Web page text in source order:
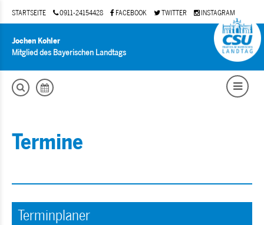
STARTSEITE 0911-24154428 FACEBOOK TWITTER INSTAGRAM
Jochen Kohler
Mitglied des Bayerischen Landtags
Termine
Terminplaner